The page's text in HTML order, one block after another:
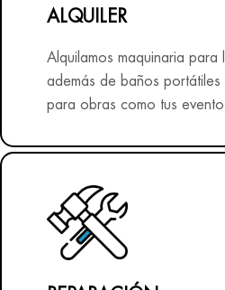
ALQUILER
Alquilamos maquinaria para
además de baños
para obras como tus